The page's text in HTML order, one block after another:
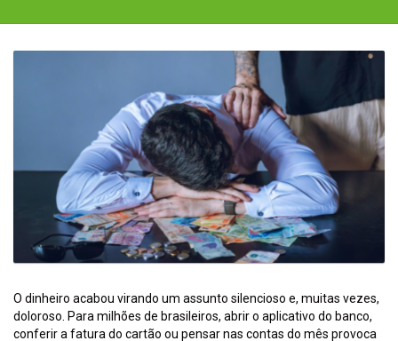
O dinheiro acabou virando um assunto silencioso e, muitas vezes,
doloroso. Para milhões de brasileiros, abrir o aplicativo do banco,
conferir a fatura do cartão ou pensar nas contas do mês provoca